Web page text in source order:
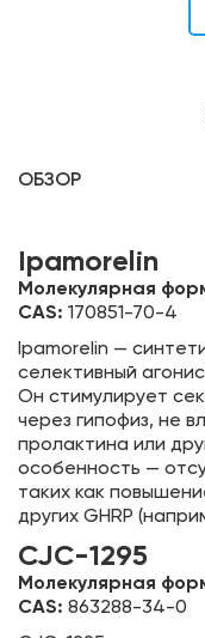
ОБЗОР
Ipamorelin
Молекулярная
CAS: 170851-70-4
Ipamorelin —
селективный
Он стимулирует
через гипофиз, не
пролактина или
особенность —
таких как
других GHRP
CJC-1295
Молекулярная
CAS: 863288-34-0